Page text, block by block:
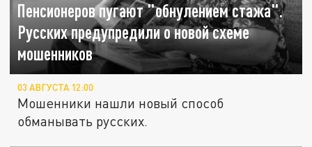
Пенсионеров пугают "обнулением стажа".
Русских предупредили о новой схеме
мошенников
03 АВГУСТА 12:00
Мошенники нашли новый способ
обманывать русских.